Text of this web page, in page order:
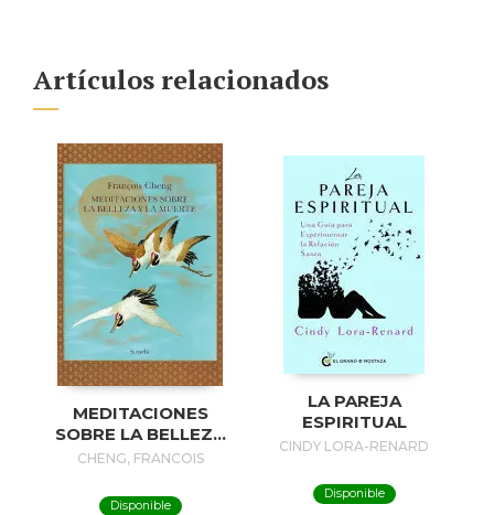
Artículos relacionados
MEDITACIONES
SOBRE LA BELLEZA
Y LA MUERTE
CHENG, FRANCOIS
Disponible
LA PAREJA
ESPIRITUAL
CINDY LORA-RENARD
Disponible